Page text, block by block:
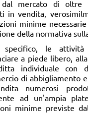
mercato di oltre
in vendita,
minime
della normativa
specifico, le
a piede libero,
individuale con
di abbigliamento
numerosi
ad un'ampia
minime previste